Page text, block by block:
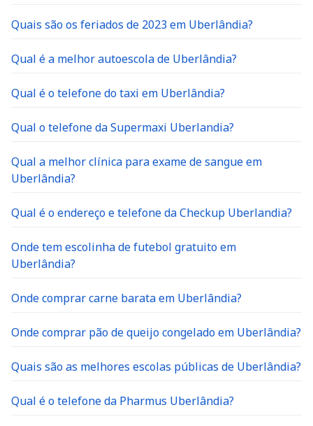
Quais são os feriados de 2023 em Uberlândia?
Qual é a melhor autoescola de Uberlândia?
Qual é o telefone do taxi em Uberlândia?
Qual o telefone da Supermaxi Uberlandia?
Qual a melhor clínica para exame de sangue em
Uberlândia?
Qual é o endereço e telefone da Checkup Uberlandia?
Onde tem escolinha de futebol gratuito em
Uberlândia?
Onde comprar carne barata em Uberlândia?
Onde comprar pão de queijo congelado em Uberlândia?
Quais são as melhores escolas públicas de Uberlândia?
Qual é o telefone da Pharmus Uberlândia?